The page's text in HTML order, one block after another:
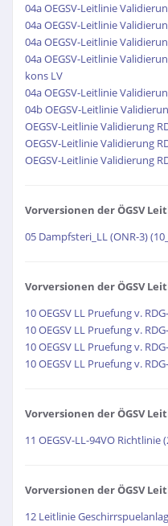
04a OEGSV-Leitlinie
04a OEGSV-Leitlinie
04a OEGSV-Leitlinie
04a OEGSV-Leitlinie
kons LV
04a OEGSV-Leitlinie
04b OEGSV-Leitlinie
OEGSV-Leitlinie Validierung
OEGSV-Leitlinie Validierung
OEGSV-Leitlinie Validierung
Vorversionen der ÖGSV
05 Dampfsteri_LL (ONR-3)
Vorversionen der ÖGSV
10 OEGSV LL Pruefung v.
10 OEGSV LL Pruefung v.
10 OEGSV LL Pruefung v.
10 OEGSV LL Pruefung v.
Vorversionen der ÖGSV
11 OEGSV-LL-94VO Richtlinie
Vorversionen der ÖGSV
12 Leitlinie